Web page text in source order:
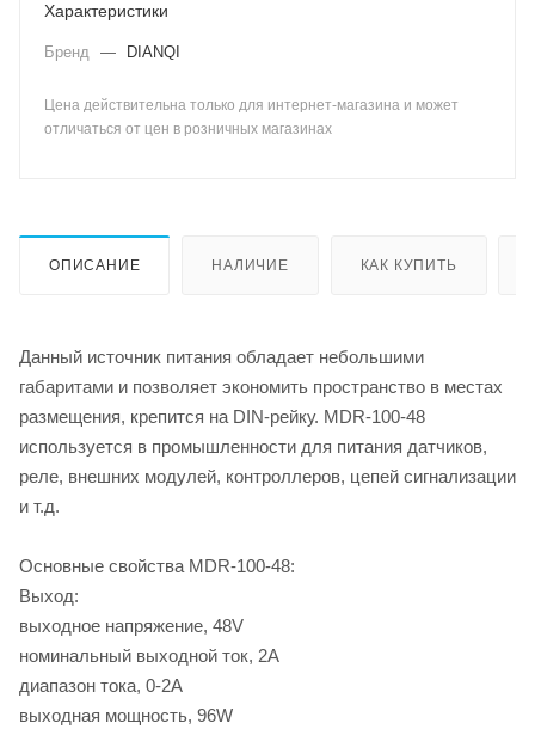
Характеристики
Бренд — DIANQI
Цена действительна только для интернет-магазина и может
отличаться от цен в розничных магазинах
ОПИСАНИЕ НАЛИЧИЕ КАК КУПИТЬ
Данный источник питания обладает небольшими
габаритами и позволяет экономить пространство в местах
размещения, крепится на DIN-рейку. MDR-100-48
используется в промышленности для питания датчиков,
реле, внешних модулей, контроллеров, цепей сигнализации
и т.д.
Основные свойства MDR-100-48:
Выход:
выходное напряжение, 48V
номинальный выходной ток, 2А
диапазон тока, 0-2А
выходная мощность, 96W